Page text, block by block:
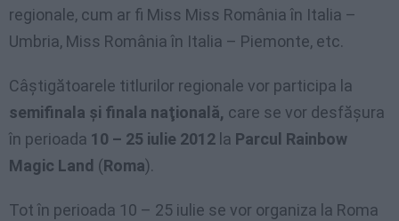
regionale, cum ar fi Miss Miss România în Italia –
Umbria, Miss România în Italia – Piemonte, etc.
Câştigătoarele titlurilor regionale vor participa la
semifinala şi finala naţională, care se vor desfăşura
în perioada 10 – 25 iulie 2012 la Parcul Rainbow
Magic Land (Roma).
Tot în perioada 10 – 25 iulie se vor organiza la Roma